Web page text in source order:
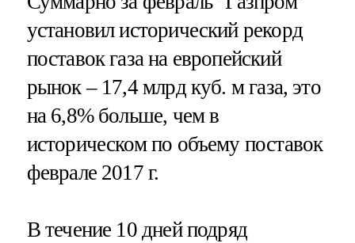
установил исторический рекорд
поставок газа на европейский
рынок – 17,4 млрд куб. м газа, это
на 6,8% больше, чем в
историческом по объему поставок
феврале 2017 г.
В течение 10 дней подряд